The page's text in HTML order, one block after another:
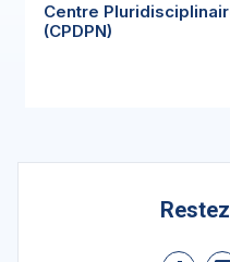
Centre
(CPDPN)